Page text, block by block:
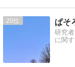
20 ぱそ
研究
に関